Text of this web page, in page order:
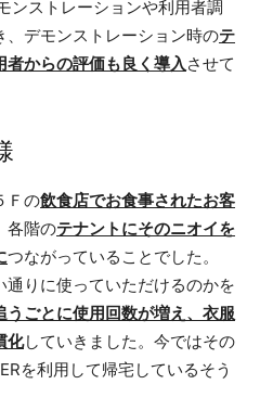
ンストレーションや利用者調
デモンストレーション時のテ
からの評価も良く導入させて
Ｆの飲食店でお食事されたお客
各階のテナントにそのニオイを
つながっていることでした。
りに使っていただけるのかを
うごとに使用回数が増え、衣服
化していきました。今ではその
を利用して帰宅しているそう